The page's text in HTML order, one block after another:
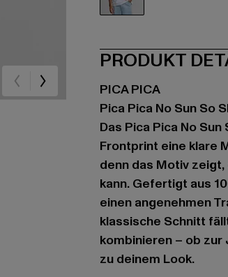
PRODUKT
PICA PICA
Pica Pica No Sun So
Das Pica Pica No
Frontprint eine klare
denn das Motiv
kann. Gefertigt aus
einen angenehmen
klassische Schnitt
kombinieren – ob
zu deinem Look.